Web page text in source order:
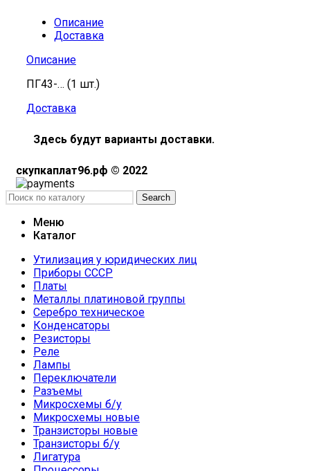
Описание
Доставка
Описание
ПГ43-… (1 шт.)
Доставка
Здесь будут варианты доставки.
скупкаплат96.рф © 2022
Search
Меню
Каталог
Утилизация у юридических лиц
Приборы СССР
Платы
Металлы платиновой группы
Серебро техническое
Конденсаторы
Резисторы
Реле
Лампы
Переключатели
Разъемы
Микросхемы б/у
Микросхемы новые
Транзисторы новые
Транзисторы б/у
Лигатура